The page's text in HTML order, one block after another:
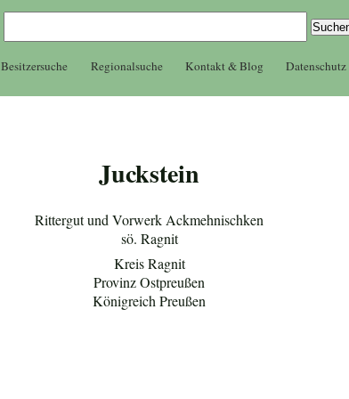
Besitzersuche Regionalsuche Kontakt & Blog Datenschutz
Juckstein
Rittergut und Vorwerk Ackmehnischken
sö. Ragnit
Kreis Ragnit
Provinz Ostpreußen
Königreich Preußen